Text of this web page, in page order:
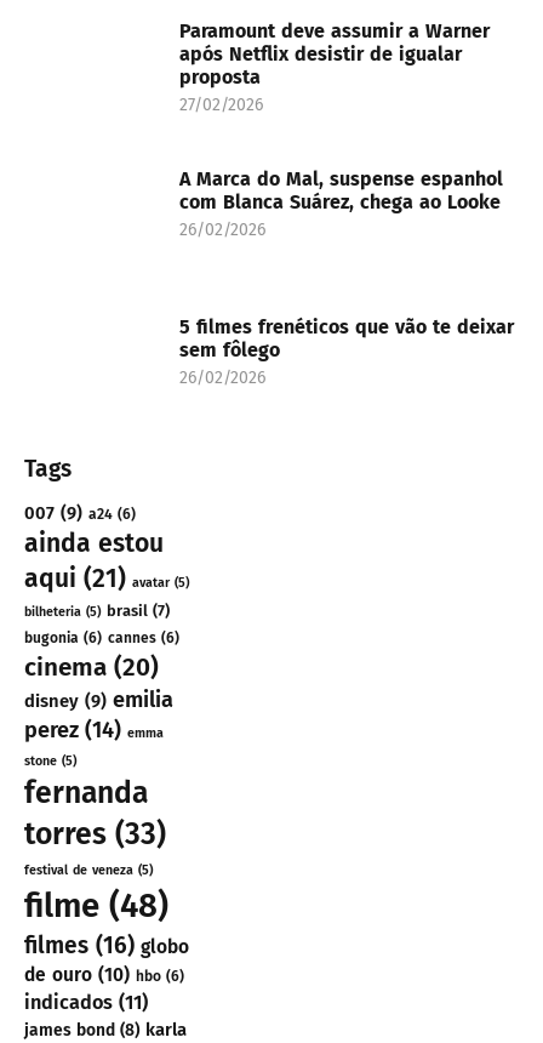
Paramount deve assumir a Warner
após Netflix desistir de igualar
proposta
27/02/2026
A Marca do Mal, suspense espanhol
com Blanca Suárez, chega ao Looke
26/02/2026
5 filmes frenéticos que vão te deixar
sem fôlego
26/02/2026
Tags
007 (9) a24 (6)
ainda estou
aqui (21) avatar(5)
bilheteria (5) brasil (7)
bugonia (6) cannes (6)
cinema (20)
disney (9) emilia
perez (14) emma
stone (5)
fernanda
torres (33)
festival de veneza (5)
filme (48)
filmes (16) globo
de ouro (10) hbo (6)
indicados (11)
james bond (8) karla